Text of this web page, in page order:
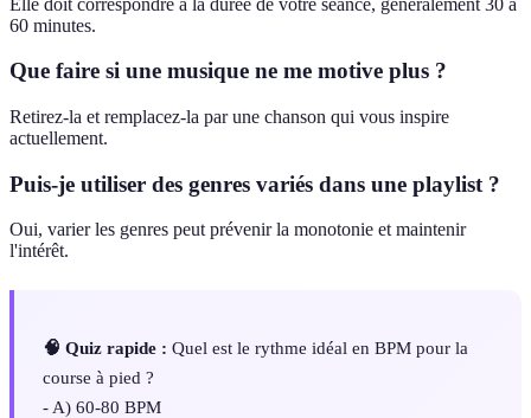
60 minutes.
Que faire si une musique ne me motive plus ?
Retirez-la et remplacez-la par une chanson qui vous inspire
actuellement.
Puis-je utiliser des genres variés dans une playlist ?
Oui, varier les genres peut prévenir la monotonie et maintenir
l'intérêt.
🧠 Quiz rapide : Quel est le rythme idéal en BPM pour la
course à pied ?
- A) 60-80 BPM